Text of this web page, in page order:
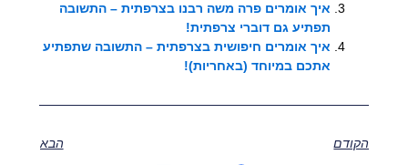
איך אומרים פרה משה רבנו בצרפתית – התשובה
תפתיע גם דוברי צרפתית!
איך אומרים חיפושית בצרפתית – התשובה שתפתיע
אתכם במיוחד (באחריות)!
הקודם הבא